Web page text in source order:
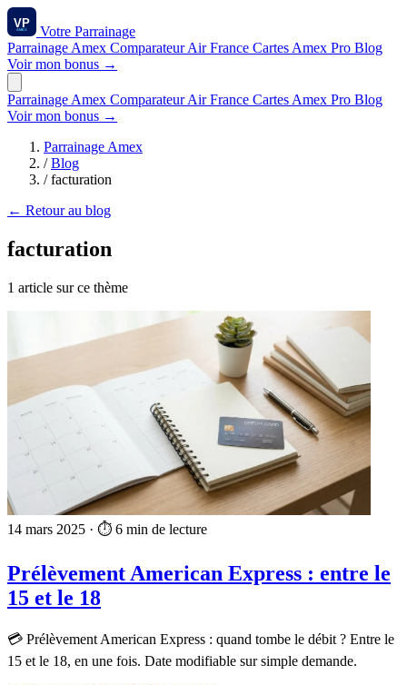
Votre Parrainage
Parrainage Amex ComparateurAir France Cartes Amex Pro Blog
Voir mon bonus →
Parrainage Amex ComparateurAir France Cartes Amex Pro Blog
Voir mon bonus →
Parrainage Amex
/ Blog
/ facturation
← Retour au blog
facturation
1 article sur ce thème
14 mars 2025 · ⏱️ 6 min de lecture
Prélèvement American Express : entre le
15 et le 18
💳 Prélèvement American Express : quand tombe le débit ? Entre le
15 et le 18, en une fois. Date modifiable sur simple demande.